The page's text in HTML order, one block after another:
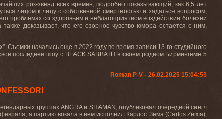
рок-звезд всех времен, подробно показывающий, как 6,5 лет
лицом к лицу с собственной смертностью и задаться вопросом,
проблемах со здоровьем и неблагоприятном воздействии болезни
доказывает, что его озорное чувство юмора остается с ним,
Съемки начались еще в 2022 году во время записи 13-го студийного
последнее шоу с BLACK SABBATH в своем родном Бирмингеме 5
Roman P-V - 26.02.2025 15:04:53
группах ANGRA и SHAMAN, опубликовал очередной сингл
февраля, а партию вокала в нем исполнил Карлос Зема (Carlos Zema),